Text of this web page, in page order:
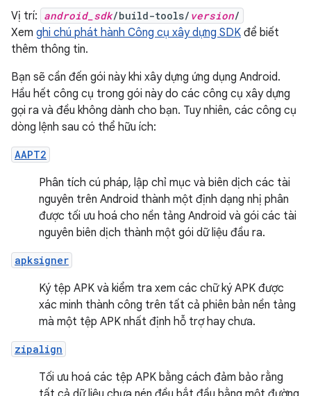
Vị trí: android_sdk/build-tools/ version/
Xem ghi chú phát hành Công cụ xây dựng SDK để biết
thêm thông tin.
Bạn sẽ cần đến gói này khi xây dựng ứng dụng Android.
Hầu hết công cụ trong gói này do các công cụ xây dựng
gọi ra và đều không dành cho bạn. Tuy nhiên, các công cụ
dòng lệnh sau có thể hữu ích:
AAPT2
Phân tích cú pháp, lập chỉ mục và biên dịch các tài
nguyên trên Android thành một định dạng nhị phân
được tối ưu hoá cho nền tảng Android và gói các tài
nguyên biên dịch thành một gói dữ liệu đầu ra.
apksigner
Ký tệp APK và kiểm tra xem các chữ ký APK được
xác minh thành công trên tất cả phiên bản nền tảng
mà một tệp APK nhất định hỗ trợ hay chưa.
zipalign
Tối ưu hoá các tệp APK bằng cách đảm bảo rằng